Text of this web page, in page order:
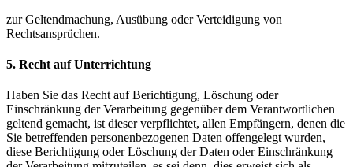
zur Geltendmachung, Ausübung oder Verteidigung von
Rechtsansprüchen.
5. Recht auf Unterrichtung
Haben Sie das Recht auf Berichtigung, Löschung oder
Einschränkung der Verarbeitung gegenüber dem Verantwortlichen
geltend gemacht, ist dieser verpflichtet, allen Empfängern, denen die
Sie betreffenden personenbezogenen Daten offengelegt wurden,
diese Berichtigung oder Löschung der Daten oder Einschränkung